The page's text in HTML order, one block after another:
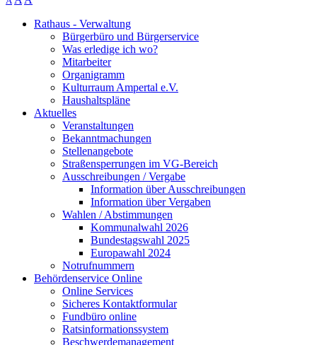
Rathaus - Verwaltung
Bürgerbüro und Bürgerservice
Was erledige ich wo?
Mitarbeiter
Organigramm
Kulturraum Ampertal e.V.
Haushaltspläne
Aktuelles
Veranstaltungen
Bekanntmachungen
Stellenangebote
Straßensperrungen im VG-Bereich
Ausschreibungen / Vergabe
Information über Ausschreibungen
Information über Vergaben
Wahlen / Abstimmungen
Kommunalwahl 2026
Bundestagswahl 2025
Europawahl 2024
Notrufnummern
Behördenservice Online
Online Services
Sicheres Kontaktformular
Fundbüro online
Ratsinformationssystem
Beschwerdemanagement